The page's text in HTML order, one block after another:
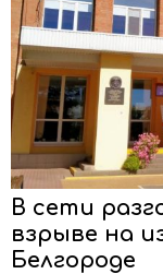
В сети
взрыве на
Белгороде